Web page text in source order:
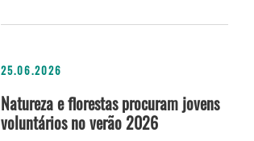
25.06.2026
Natureza e florestas procuram jovens
voluntários no verão 2026